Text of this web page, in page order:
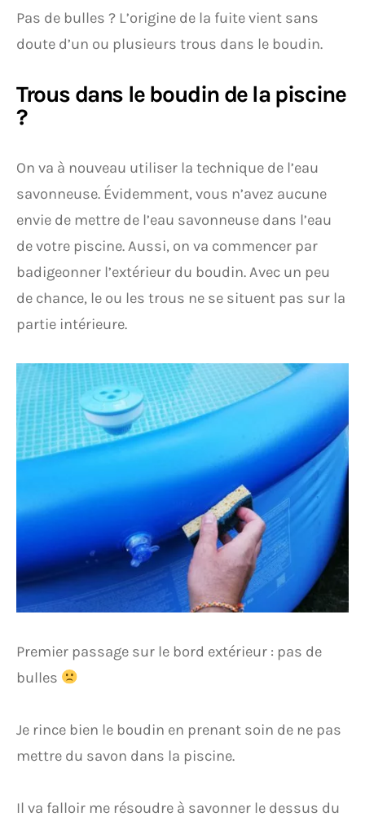
Pas de bulles ? L’origine de la fuite vient sans
doute d’un ou plusieurs trous dans le boudin.
Trous dans le boudin de la piscine
?
On va à nouveau utiliser la technique de l’eau
savonneuse. Évidemment, vous n’avez aucune
envie de mettre de l’eau savonneuse dans l’eau
de votre piscine. Aussi, on va commencer par
badigeonner l’extérieur du boudin. Avec un peu
de chance, le ou les trous ne se situent pas sur la
partie intérieure.
Premier passage sur le bord extérieur : pas de
bulles
Je rince bien le boudin en prenant soin de ne pas
mettre du savon dans la piscine.
Il va falloir me résoudre à savonner le dessus du